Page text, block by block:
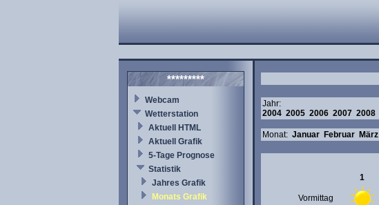
*********
Webcam
Wetterstation
Aktuell HTML
Aktuell Grafik
5-Tage Prognose
Statistik
Jahres Grafik
Monats Grafik
Jahr:
2004 2005 2006 2007 2008
Monat: Januar Februar März
1
Vormittag